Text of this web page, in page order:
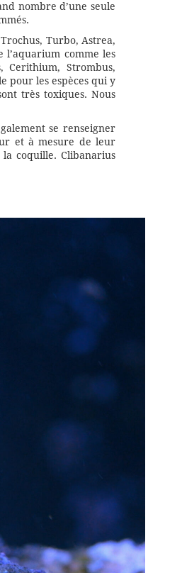
nombre d’une seule
Turbo, Astrea,
comme les
Strombus,
pour les espèces qui y
très toxiques. Nous
se renseigner
et à mesure de leur
coquille. Clibanarius